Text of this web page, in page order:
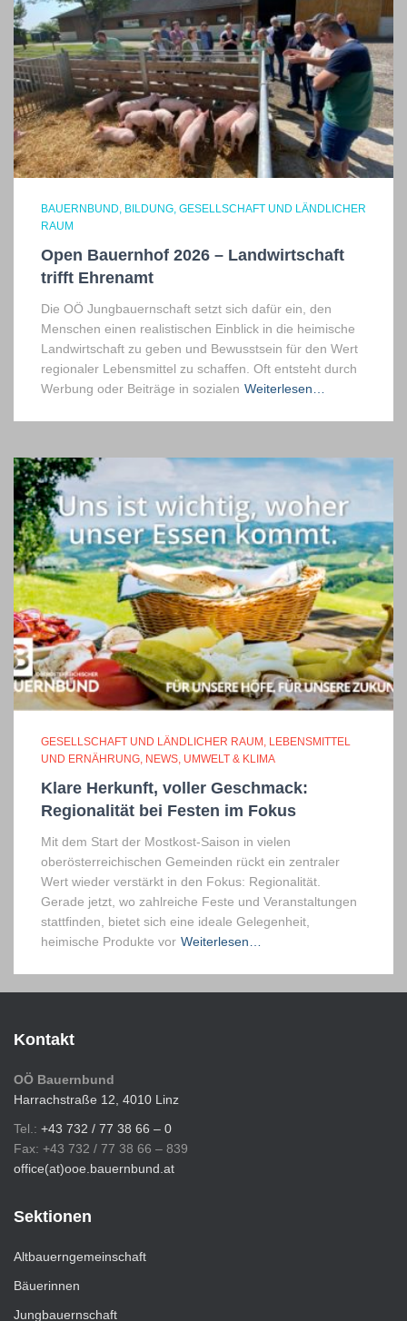
BAUERNBUND BILDUNG GESELLSCHAFT UND LÄNDLICHER
RAUM
Open Bauernhof 2026 – Landwirtschaft
trifft Ehrenamt
Die OÖ Jungbauernschaft setzt sich dafür ein, den
Menschen einen realistischen Einblick in die heimische
Landwirtschaft zu geben und Bewusstsein für den Wert
regionaler Lebensmittel zu schaffen. Oft entsteht durch
Werbung oder Beiträge in sozialen Weiterlesen…
GESELLSCHAFT UND LÄNDLICHER RAUM
LEBENSMITTEL
UND ERNÄHRUNG NEWS UMWELT & KLIMA
Klare Herkunft, voller Geschmack:
Regionalität bei Festen im Fokus
Mit dem Start der Mostkost-Saison in vielen
oberösterreichischen Gemeinden rückt ein zentraler
Wert wieder verstärkt in den Fokus: Regionalität.
Gerade jetzt, wo zahlreiche Feste und Veranstaltungen
stattfinden, bietet sich eine ideale Gelegenheit,
heimische Produkte vor Weiterlesen…
Kontakt
OÖ Bauernbund
Harrachstraße 12, 4010 Linz
Tel.: +43 732 / 77 38 66 – 0
Fax: +43 732 / 77 38 66 – 839
office(at)ooe.bauernbund.at
Sektionen
Altbauerngemeinschaft
Bäuerinnen
Jungbauernschaft